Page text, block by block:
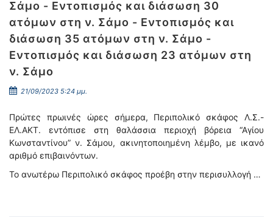
Σάμο - Εντοπισμός και διάσωση 30
ατόμων στη ν. Σάμο - Εντοπισμός και
διάσωση 35 ατόμων στη ν. Σάμο -
Εντοπισμός και διάσωση 23 ατόμων στη
ν. Σάμο
21/09/2023 5:24 μμ.
Πρώτες πρωινές ώρες σήμερα, Περιπολικό σκάφος Λ.Σ.-
ΕΛ.ΑΚΤ. εντόπισε στη θαλάσσια περιοχή βόρεια “Αγίου
Κωνσταντίνου” ν. Σάμου, ακινητοποιημένη λέμβο, με ικανό
αριθμό επιβαινόντων.
Το ανωτέρω Περιπολικό σκάφος προέβη στην περισυλλογή …